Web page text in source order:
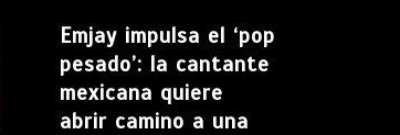
Emjay impulsa el ‘pop
pesado’: la cantante
mexicana quiere
abrir camino a una